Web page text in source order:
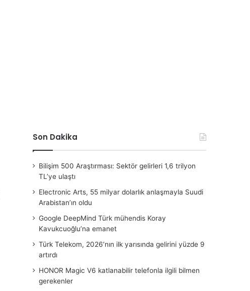
Son Dakika
Bilişim 500 Araştırması: Sektör gelirleri 1,6 trilyon
TL’ye ulaştı
Electronic Arts, 55 milyar dolarlık anlaşmayla Suudi
Arabistan’ın oldu
Google DeepMind Türk mühendis Koray
Kavukcuoğlu’na emanet
Türk Telekom, 2026’nın ilk yarısında gelirini yüzde 9
artırdı
HONOR Magic V6 katlanabilir telefonla ilgili bilmen
gerekenler